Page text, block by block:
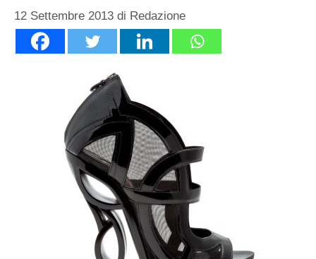
12 Settembre 2013 di Redazione